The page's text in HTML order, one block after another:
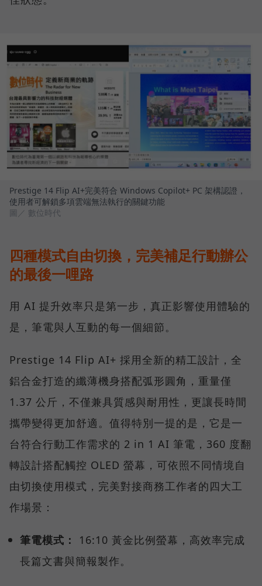
Prestige 14 Flip AI+完美符合 Windows Copilot+ PC 架構認證，
使用者可解鎖多項雲端無法執行的關鍵功能
圖／ 數位時代
四種模式自由切換，完美補足行動辦公
的最後一哩路
用 AI 提升效率只是第一步，真正影響使用體驗的
是，筆電與人互動的每一個細節。
Prestige 14 Flip AI+ 採用全新的精工設計，全
鋁合金打造的纖薄機身搭配弧形圓角，重量僅
1.37 公斤，不僅兼具質感與耐用性，更讓長時間
攜帶變得更加舒適。值得特別一提的是，它是一
台符合行動工作需求的 2 in 1 AI 筆電，360 度翻
轉設計搭配觸控 OLED 螢幕，可依照不同情境自
由切換使用模式，完美對接商務工作者的四大工
作場景：
筆電模式：
16:10 黃金比例螢幕，高效率完成
長篇文書與簡報製作。